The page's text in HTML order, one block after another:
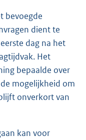
bevoegde
dient te
dag na het
Het
bepaalde over
mogelijkheid om
onverkort van
kan voor